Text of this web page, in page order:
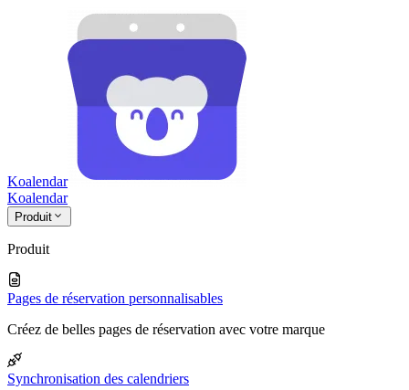
Koalendar
Koalendar
Produit
Produit
Pages de réservation personnalisables
Créez de belles pages de réservation avec votre marque
Synchronisation des calendriers